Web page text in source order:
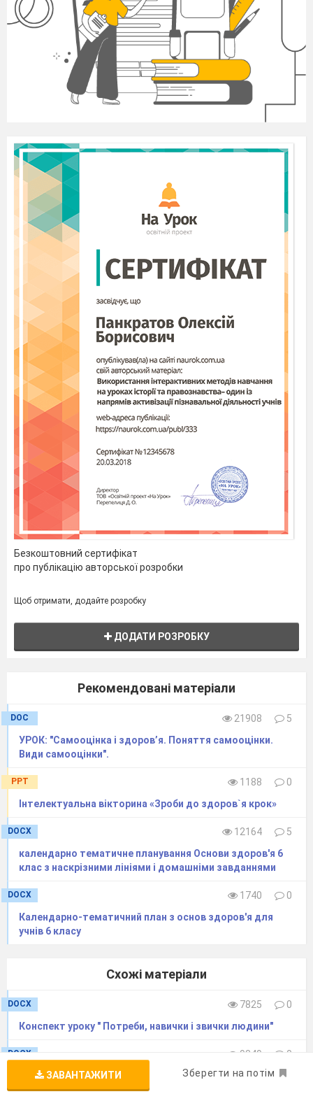
Безкоштовний сертифікат
про публікацію авторської розробки
Щоб отримати, додайте розробку
ДОДАТИ РОЗРОБКУ
Рекомендовані матеріали
DOC 21908
5
УРОК: "Самооцінка і здоров’я. Поняття самооцінки.
Види самооцінки".
PPT 1188
0
Інтелектуальна вікторина «Зроби до здоров`я крок»
DOCX 12164
5
календарно тематичне планування Основи здоров'я 6
клас з наскрізними лініями і домашніми завданнями
DOCX 1740
0
Календарно-тематичний план з основ здоров'я для
учнів 6 класу
Схожі матеріали
DOCX 7825
0
Конспект уроку " Потреби, навички і звички людини"
DOCX 9349
0
Конспект уроку з основ здоров'я для 6 класу на тему:
"Подбай про свою безпеку"
ЗАВАНТАЖИТИ Зберегти на потім